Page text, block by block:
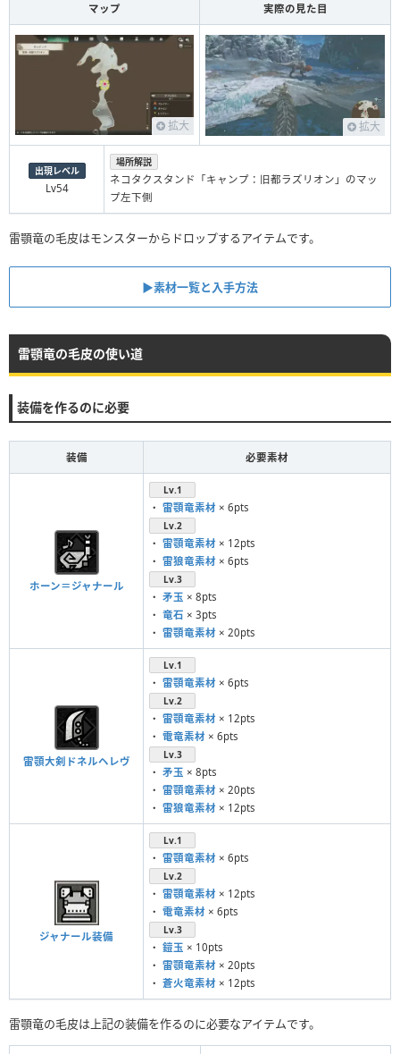
マップ 実際の見た目
拡大 拡大
出現レベル
Lv54
場所解説
ネコタクスタンド「キャンプ：旧都ラズリオン」のマッ
プ左下側
雷顎竜の毛皮はモンスターからドロップするアイテムです。
▶︎素材一覧と入手方法
雷顎竜の毛皮の使い道
装備を作るのに必要
装備 必要素材
ホーン＝ジャナール
Lv.1
・ 雷顎竜素材 × 6pts
Lv.2
・ 雷顎竜素材 × 12pts
・ 雷狼竜素材 × 6pts
Lv.3
・ 矛玉 × 8pts
・ 竜石 × 3pts
・ 雷顎竜素材 × 20pts
雷顎大剣ドネルヘレヴ
Lv.1
・ 雷顎竜素材 × 6pts
Lv.2
・ 雷顎竜素材 × 12pts
・ 電竜素材 × 6pts
Lv.3
・ 矛玉 × 8pts
・ 雷顎竜素材 × 20pts
・ 雷狼竜素材 × 12pts
ジャナール装備
Lv.1
・ 雷顎竜素材 × 6pts
Lv.2
・ 雷顎竜素材 × 12pts
・ 電竜素材 × 6pts
Lv.3
・ 鎧玉 × 10pts
・ 雷顎竜素材 × 20pts
・ 蒼火竜素材 × 12pts
雷顎竜の毛皮は上記の装備を作るのに必要なアイテムです。